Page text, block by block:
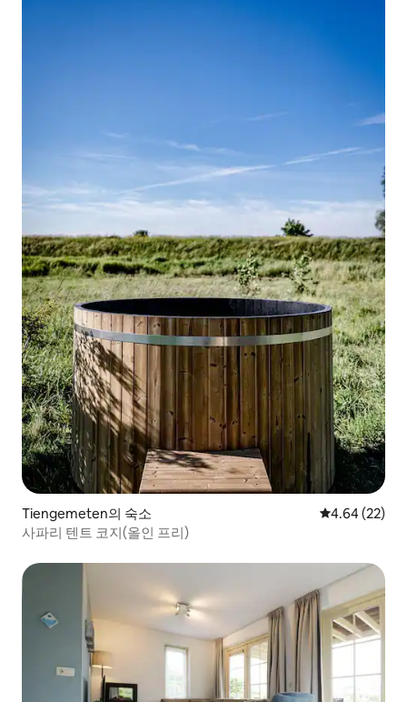
Tiengemeten의 숙소 평점 4.64점(5
4.64 (22)
사파리 텐트 코지(올인 프리)